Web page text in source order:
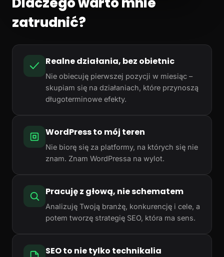
zatrudnić?
Realne działania, bez obietnic
Nie obiecuję pierwszej pozycji w miesiąc –
skupiam się na działaniach, które przynoszą
długoterminowe efekty.
WordPress to mój teren
Nie biorę się za platformy, na których się nie
znam. Znam WordPressa na wylot.
Pracuję z głową, nie schematem
Analizuję Twoją branżę, konkurencję i cele, a
potem tworzę strategię SEO, która ma sens.
SEO to nie tylko technikalia